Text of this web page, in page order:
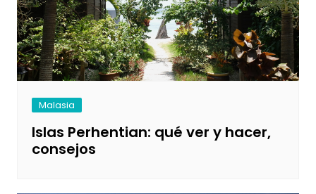
Malasia
Islas Perhentian: qué ver y hacer,
consejos